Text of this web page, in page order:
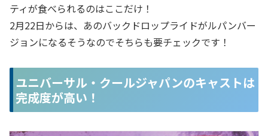
ティが食べられるのはここだけ！
2月22日からは、あのバックドロップライドがルパンバー
ジョンになるそうなのでそちらも要チェックです！
ユニバーサル・クールジャパンのキャストは
完成度が高い！